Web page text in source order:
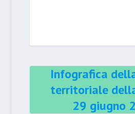
Infografica
territoriale
29 giugno